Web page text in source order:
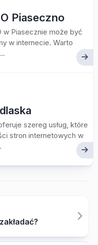
Piaseczno
w Piasecznie może być
w internecie. Warto
szereg usług, które
stron internetowych w